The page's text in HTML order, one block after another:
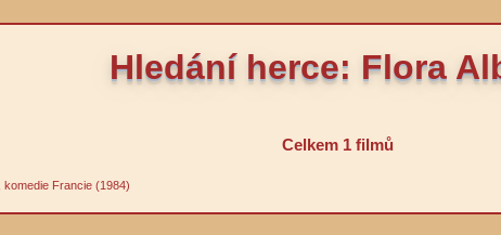
Hledání herce: Flora
Celkem 1 filmů
, komedie Francie (1984)